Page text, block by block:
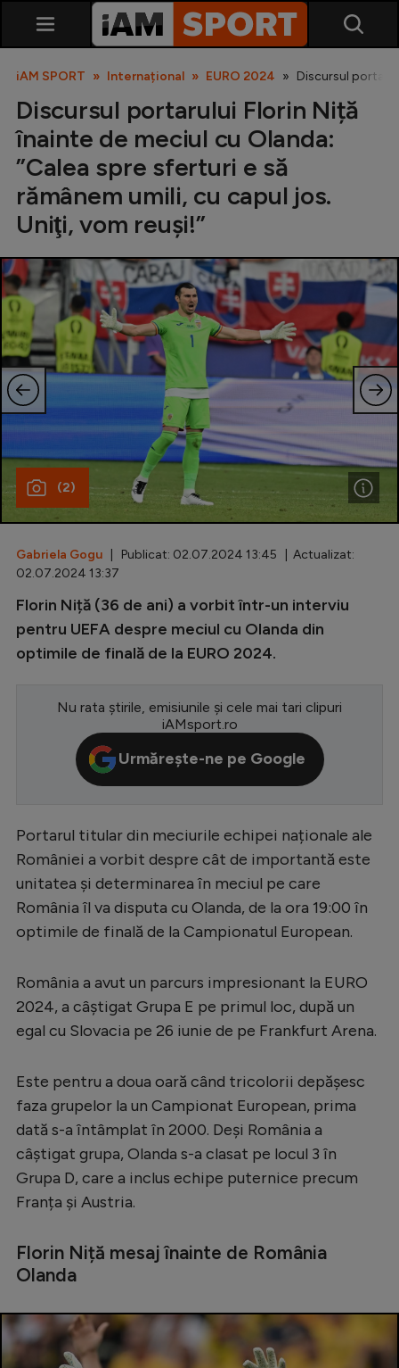
SuperLiga
Liga 2
Cupa României
Echipa Națională
U21
Fotbal feminin
Special
Diverse
Inedit
Champions League
Europa League
CM 2026
Premier League
LaLiga
Bundesliga
Ligue 1
Campionate
EURO 2024
Stranieri
Tenis
Handbal
Formula 1
Auto
Rugby
iAM SPORT Internațional EURO 2024 Discursul
Discursul portarului Florin Niță
înainte de meciul cu Olanda:
”Calea spre sferturi e să
rămânem umili, cu capul jos.
Uniţi, vom reuşi!”
(2)
Gabriela Gogu | Publicat: 02.07.2024 13:45 | Actualizat:
02.07.2024 13:37
Florin Niță (36 de ani) a vorbit într-un interviu
pentru UEFA despre meciul cu Olanda din
optimile de finală de la EURO 2024.
Nu rata știrile, emisiunile și cele mai tari clipuri
iAMsport.ro
Urmărește-ne pe Google
Portarul titular din meciurile echipei naționale ale
României a vorbit despre cât de importantă este
unitatea și determinarea în meciul pe care
România îl va disputa cu Olanda, de la ora 19:00 în
optimile de finală de la Campionatul European.
România a avut un parcurs impresionant la EURO
2024, a câștigat Grupa E pe primul loc, după un
egal cu Slovacia pe 26 iunie de pe Frankfurt Arena.
Este pentru a doua oară când tricolorii depășesc
faza grupelor la un Campionat European, prima
dată s-a întâmplat în 2000. Deși România a
câștigat grupa, Olanda s-a clasat pe locul 3 în
Grupa D, care a inclus echipe puternice precum
Franța și Austria.
Florin Niță mesaj înainte de România
Olanda